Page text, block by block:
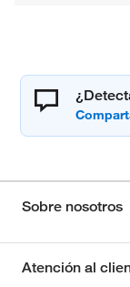
Sobre nosotros
Atención al